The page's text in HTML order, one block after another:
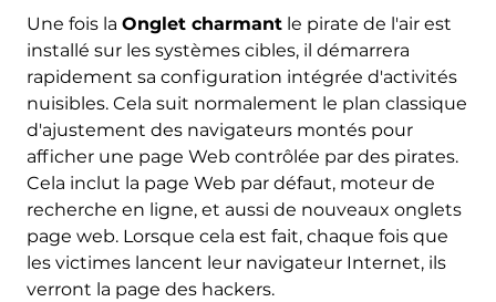
Une fois la Onglet charmantle pirate de l'air est
installé sur les systèmes cibles, il démarrera
rapidement sa configuration intégrée d'activités
nuisibles. Cela suit normalement le plan classique
d'ajustement des navigateurs montés pour
afficher une page Web contrôlée par des pirates.
Cela inclut la page Web par défaut, moteur de
recherche en ligne, et aussi de nouveaux onglets
page web. Lorsque cela est fait, chaque fois que
les victimes lancent leur navigateur Internet, ils
verront la page des hackers.